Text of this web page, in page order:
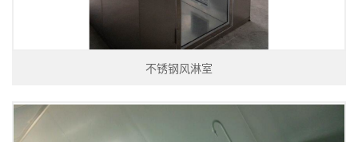
不锈钢风淋室